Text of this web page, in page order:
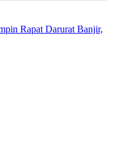
Rapat Darurat Banjir,